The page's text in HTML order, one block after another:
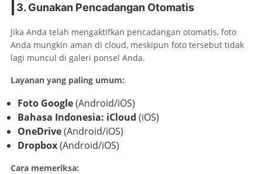
3. Gunakan Pencadangan Otomatis
Jika Anda telah mengaktifkan pencadangan otomatis, foto
Anda mungkin aman di cloud, meskipun foto tersebut tidak
lagi muncul di galeri ponsel Anda.
Layanan yang paling umum:
Foto Google(Android/iOS)
Bahasa Indonesia: iCloud (iOS)
OneDrive(Android/iOS)
Dropbox(Android/iOS)
Cara memeriksa: